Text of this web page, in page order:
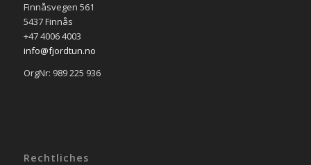
Finnåsvegen 561
5437 Finnås
+47 4006 4003
info@fjordtun.no
OrgNr: 989 225 936
Rechtliches